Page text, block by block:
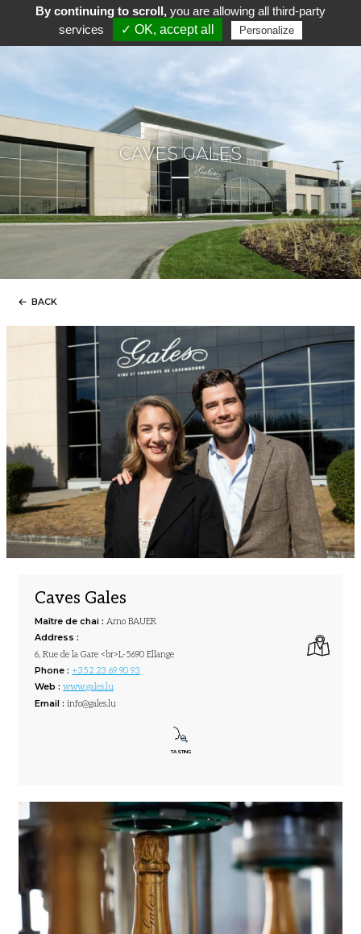
CAVES GALES
BACK
Caves Gales
Maître de chai :Arno BAUER
Address :
6, Rue de la Gare <br>L-5690 Ellange
Phone : +352 23 69 90 93
Web :www.gales.lu
Email :info@gales.lu
TASTING
By continuing to scroll,you are allowing all third-party
services
✓ OK, accept all Personalize